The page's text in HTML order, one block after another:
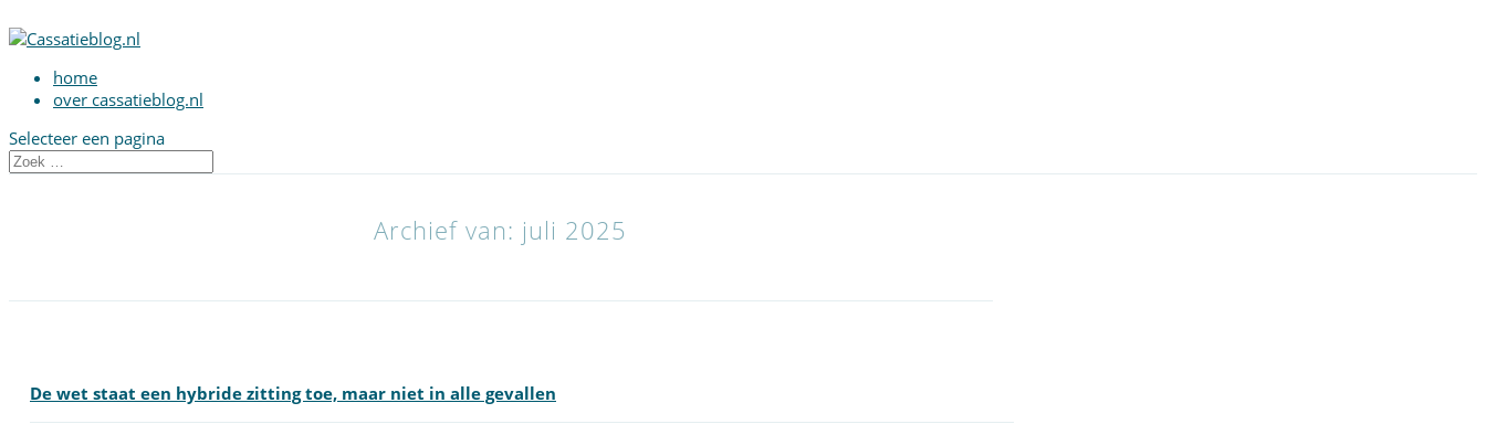
home
over cassatieblog.nl
Selecteer een pagina
Archief van: juli 2025
De wet staat een hybride zitting toe, maar niet in alle gevallen